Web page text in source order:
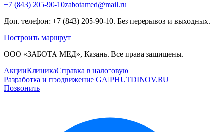
+7 (843) 205-90-10zabotamed@mail.ru
Доп. телефон: +7 (843) 205-90-10. Без перерывов и выходных.
Построить маршрут
ООО «ЗАБОТА МЕД», Казань. Все права защищены.
АкцииКлиникаСправка в налоговую
Разработка и продвижение GAIPHUTDINOV.RU
Позвонить